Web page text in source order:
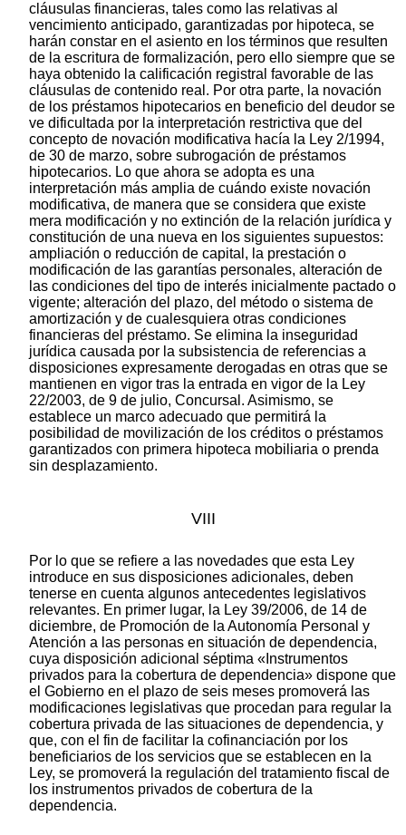
cláusulas financieras, tales como las relativas al
vencimiento anticipado, garantizadas por hipoteca, se
harán constar en el asiento en los términos que resulten
de la escritura de formalización, pero ello siempre que se
haya obtenido la calificación registral favorable de las
cláusulas de contenido real. Por otra parte, la novación
de los préstamos hipotecarios en beneficio del deudor se
ve dificultada por la interpretación restrictiva que del
concepto de novación modificativa hacía la Ley 2/1994,
de 30 de marzo, sobre subrogación de préstamos
hipotecarios. Lo que ahora se adopta es una
interpretación más amplia de cuándo existe novación
modificativa, de manera que se considera que existe
mera modificación y no extinción de la relación jurídica y
constitución de una nueva en los siguientes supuestos:
ampliación o reducción de capital, la prestación o
modificación de las garantías personales, alteración de
las condiciones del tipo de interés inicialmente pactado o
vigente; alteración del plazo, del método o sistema de
amortización y de cualesquiera otras condiciones
financieras del préstamo. Se elimina la inseguridad
jurídica causada por la subsistencia de referencias a
disposiciones expresamente derogadas en otras que se
mantienen en vigor tras la entrada en vigor de la Ley
22/2003, de 9 de julio, Concursal. Asimismo, se
establece un marco adecuado que permitirá la
posibilidad de movilización de los créditos o préstamos
garantizados con primera hipoteca mobiliaria o prenda
sin desplazamiento.
VIII
Por lo que se refiere a las novedades que esta Ley
introduce en sus disposiciones adicionales, deben
tenerse en cuenta algunos antecedentes legislativos
relevantes. En primer lugar, la Ley 39/2006, de 14 de
diciembre, de Promoción de la Autonomía Personal y
Atención a las personas en situación de dependencia,
cuya disposición adicional séptima «Instrumentos
privados para la cobertura de dependencia» dispone que
el Gobierno en el plazo de seis meses promoverá las
modificaciones legislativas que procedan para regular la
cobertura privada de las situaciones de dependencia, y
que, con el fin de facilitar la cofinanciación por los
beneficiarios de los servicios que se establecen en la
Ley, se promoverá la regulación del tratamiento fiscal de
los instrumentos privados de cobertura de la
dependencia.